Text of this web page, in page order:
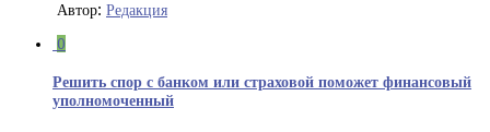
Автор: Редакция
0
Решить спор с банком или страховой поможет финансовый
уполномоченный